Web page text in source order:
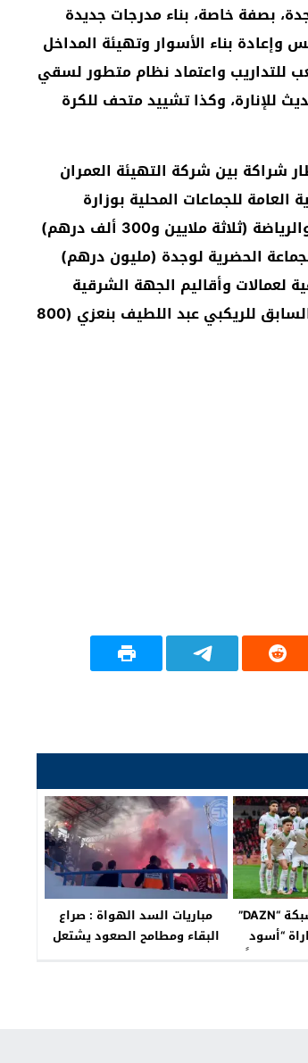
بصفة خاصة، بناء مدرجات جديدة
للملابس وإعادة بناء الأسوار وتهيئة المداخل
للتداريب واعتماد نظام متطور لسقي
للإنارة، وكذا تشييد متحف للكرة
شراكة بين شركة التهيئة العمران
والمديرية العامة للجماعات المحلية بوزارة
الداخلية (أربعة ملايين درهم) ووزارة الشباب والرياضة (ثلاثة ملايين و300 ألف درهم)
الحضرية لوجدة (مليون درهم)
لعمالات وأقاليم الجهة الشرقية
(مليون درهم)، ومساهمة من اللاعب الدولي السابق للريكبي عبد اللطيف بنعزي (800
بتعليق إسباني.. شبكة “DAZN”
“أسود
مجاناً
مباريات السد الهواة : صراع
البقاء ومطامح الصعود يشتعل